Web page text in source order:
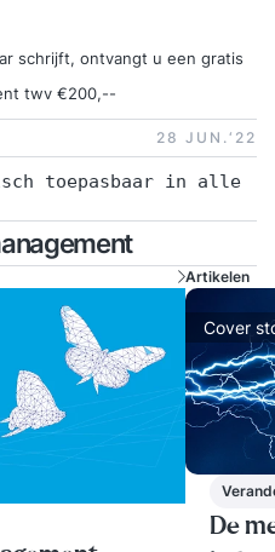
schrijft, ontvangt u een gratis
twv €200,--
28 JUN.‘22
toepasbaar in alle
Artikelen
Cover
De